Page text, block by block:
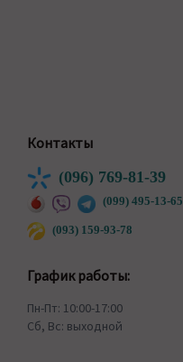
Контакты
(096) 769-81-39
(099) 495-13-65
(093) 159-93-78
График работы:
Пн-Пт: 10:00-17:00
Сб, Вс: выходной